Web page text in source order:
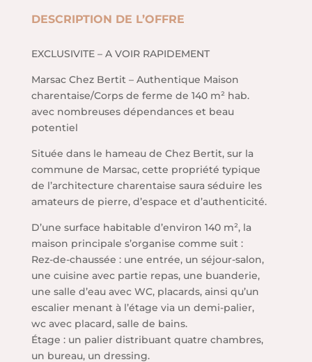
DESCRIPTION DE L’OFFRE
EXCLUSIVITE – A VOIR RAPIDEMENT
Marsac Chez Bertit – Authentique Maison
charentaise/Corps de ferme de 140 m² hab.
avec nombreuses dépendances et beau
potentiel
Située dans le hameau de Chez Bertit, sur la
commune de Marsac, cette propriété typique
de l’architecture charentaise saura séduire les
amateurs de pierre, d’espace et d’authenticité.
D’une surface habitable d’environ 140 m², la
maison principale s’organise comme suit :
Rez-de-chaussée : une entrée, un séjour-salon,
une cuisine avec partie repas, une buanderie,
une salle d’eau avec WC, placards, ainsi qu’un
escalier menant à l’étage via un demi-palier,
wc avec placard, salle de bains.
Étage : un palier distribuant quatre chambres,
un bureau, un dressing.